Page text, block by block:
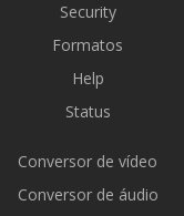
Security
Formatos
Help
Status
Conversor de vídeo
Conversor de áudio